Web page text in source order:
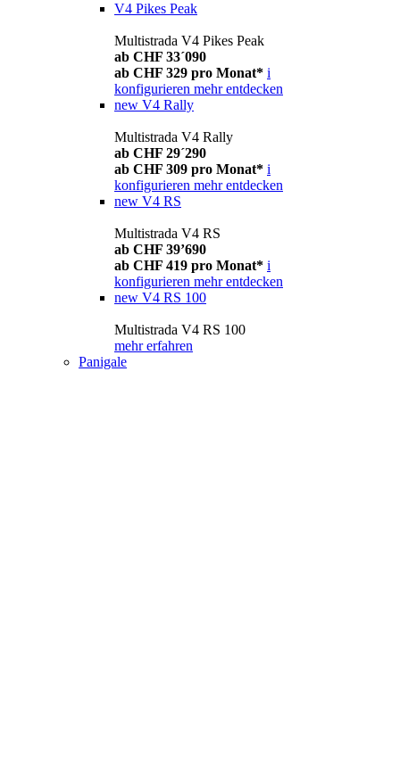
V4 Pikes Peak
Multistrada V4 Pikes Peak
ab CHF 33´090
ab CHF 329 pro Monat* i
konfigurieren mehr entdecken
new V4 Rally
Multistrada V4 Rally
ab CHF 29´290
ab CHF 309 pro Monat* i
konfigurieren mehr entdecken
new V4 RS
Multistrada V4 RS
ab CHF 39’690
ab CHF 419 pro Monat* i
konfigurieren mehr entdecken
new V4 RS 100
Multistrada V4 RS 100
mehr erfahren
Panigale